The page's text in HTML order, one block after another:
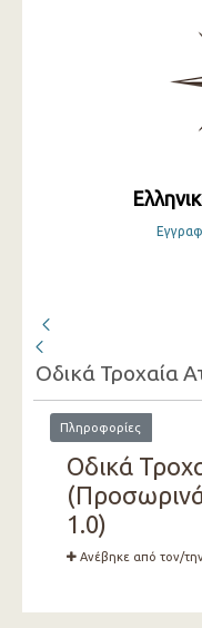
Πληροφορίες
Οδικά
1.0)
Ανέβηκε από τον/